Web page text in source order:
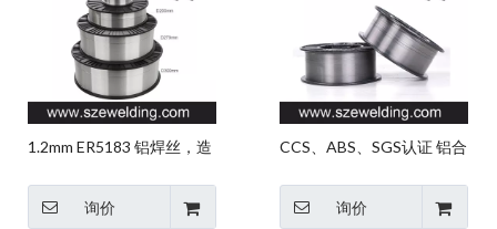
1.2mm ER5183 铝焊丝，造
询价
CCS、ABS、SGS认证 铝合
询价